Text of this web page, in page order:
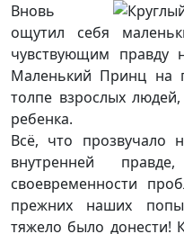
Вновь
ощутил себя
чувствующим правду
Маленький Принц на
толпе взрослых
ребенка.
Всё, что прозвучало
внутренней
своевременности
прежних наших
тяжело было донести!